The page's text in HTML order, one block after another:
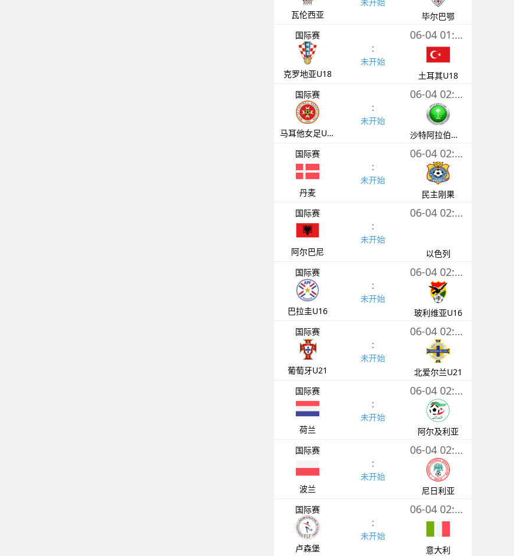
瓦伦西亚
毕尔巴鄂
国际赛
克罗地亚U18
:
未开始
06-04 01:45
土耳其U18
国际赛
马耳他女足U19
:
未开始
06-04 02:00
沙特阿拉伯女足U20
国际赛
丹麦
:
未开始
06-04 02:00
民主刚果
国际赛
阿尔巴尼
:
未开始
06-04 02:00
以色列
国际赛
巴拉圭U16
:
未开始
06-04 02:30
玻利维亚U16
国际赛
葡萄牙U21
:
未开始
06-04 02:30
北爱尔兰U21
国际赛
荷兰
:
未开始
06-04 02:45
阿尔及利亚
国际赛
波兰
:
未开始
06-04 02:45
尼日利亚
国际赛
卢森堡
:
未开始
06-04 02:45
意大利